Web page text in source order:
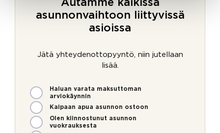
Autamme kaikissa
asunnonvaihtoon liittyvissä
asioissa
Jätä yhteydenottopyyntö, niin jutellaan
lisää.
M
i
t
e
n
Haluan varata maksuttoman
arviokäynnin
Kaipaan apua asunnon ostoon
Olen kiinnostunut asunnon
vuokrauksesta